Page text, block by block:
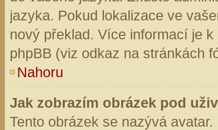
jazyka. Pokud lokalizace ve
nový překlad. Více informací je
phpBB (viz odkaz na stránkách
Nahoru
Jak zobrazím obrázek pod
Tento obrázek se nazývá